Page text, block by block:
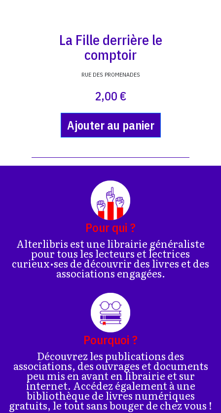
La Fille derrière le
comptoir
RUE DES PROMENADES
2,00 €
Ajouter au panier
Pour qui ?
Alterlibris est une librairie généraliste
pour tous les lecteurs et lectrices
curieux•ses de découvrir des livres et des
associations engagées.
Pourquoi ?
Découvrez les publications des
associations, des ouvrages et documents
peu mis en avant en librairie et sur
internet. Accédez également à une
bibliothèque de livres numériques
gratuits, le tout sans bouger de chez vous !